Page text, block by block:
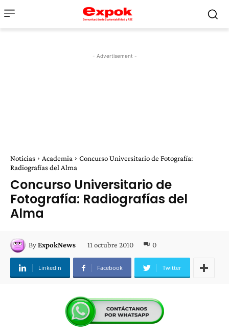
- Advertisement -
Noticias Academia
Concurso Universitario de Fotografía:
Radiografías del Alma
Concurso Universitario de
Fotografía: Radiografías del
Alma
ByExpokNews 11 octubre 2010 0
Linkedin Facebook Twitter